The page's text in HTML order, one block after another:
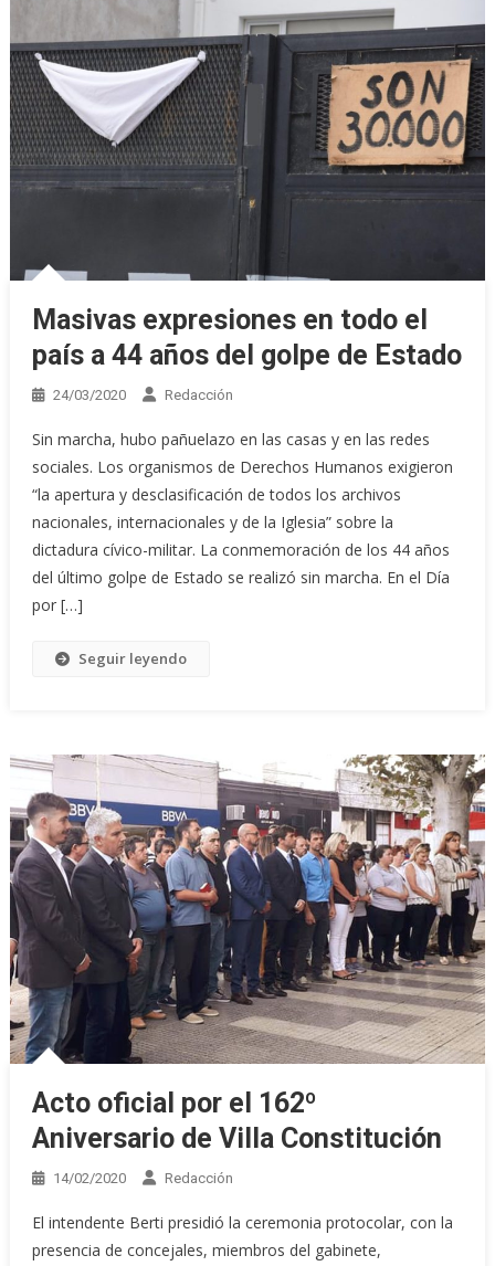
Masivas expresiones en todo el
país a 44 años del golpe de Estado
24/03/2020 Redacción
Sin marcha, hubo pañuelazo en las casas y en las redes
sociales. Los organismos de Derechos Humanos exigieron
“la apertura y desclasificación de todos los archivos
nacionales, internacionales y de la Iglesia” sobre la
dictadura cívico-militar. La conmemoración de los 44 años
del último golpe de Estado se realizó sin marcha. En el Día
por […]
Seguir leyendo
Acto oficial por el 162º
Aniversario de Villa Constitución
14/02/2020 Redacción
El intendente Berti presidió la ceremonia protocolar, con la
presencia de concejales, miembros del gabinete,